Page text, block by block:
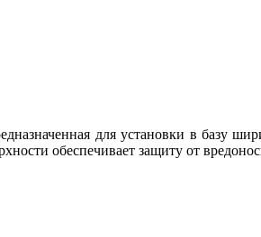
для установки в базу
обеспечивает защиту от